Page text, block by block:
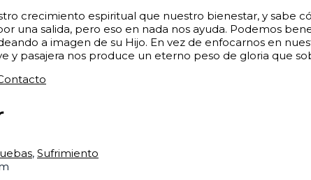
crecimiento espiritual que nuestro bienestar, y sabe
una salida, pero eso en nada nos ayuda. Podemos
a imagen de su Hijo. En vez de enfocarnos en
y pasajera nos produce un eterno peso de gloria que
, Sufrimiento